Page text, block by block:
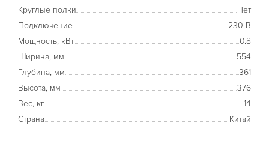
Круглые полки
Нет
Подключение
230 В
Мощность, кВт
0.8
Ширина, мм
554
Глубина, мм
361
Высота, мм
376
Вес, кг
14
Страна
Китай